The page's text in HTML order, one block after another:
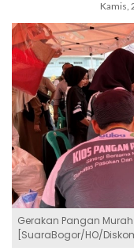
Kamis,
Gerakan Pangan
[SuaraBogor/HO/